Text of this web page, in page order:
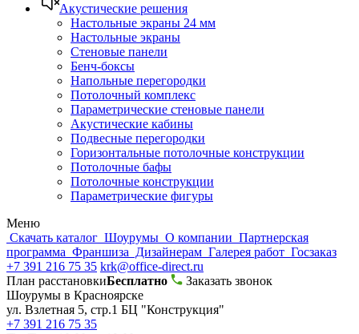
Акустические решения
Настольные экраны 24 мм
Настольные экраны
Стеновые панели
Бенч-боксы
Напольные перегородки
Потолочный комплекс
Параметрические стеновые панели
Акустические кабины
Подвесные перегородки
Горизонтальные потолочные конструкции
Потолочные бафы
Потолочные конструкции
Параметрические фигуры
Меню
Скачать каталог Шоурумы О компании Партнерская
программа Франшиза Дизайнерам Галерея работ Госзаказ
+7 391 216 75 35 krk@office-direct.ru
План расстановкиБесплатно
Заказать звонок
Шоурумы в Красноярске
ул. Взлетная 5, стр.1 БЦ "Конструкция"
+7 391 216 75 35